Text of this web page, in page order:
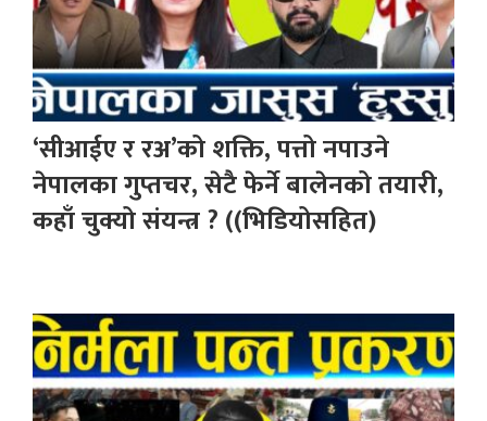
‘सीआईए र रअ’को शक्ति, पत्तो नपाउने
नेपालका गुप्तचर, सेटै फेर्ने बालेनको तयारी,
कहाँ चुक्यो संयन्त्र ? ((भिडियोसहित)